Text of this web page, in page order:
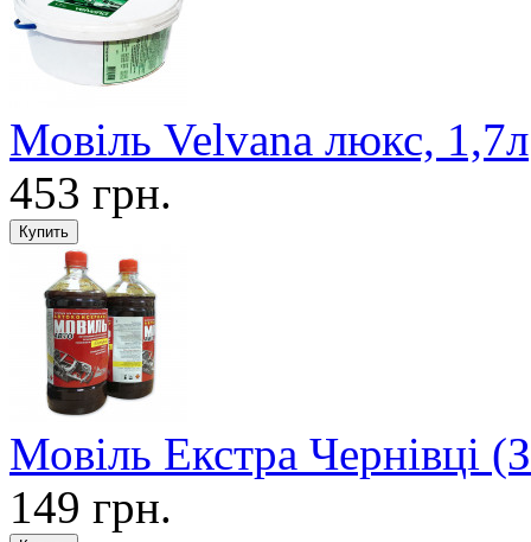
Мовіль Velvana люкс, 1,7л
453 грн.
Мовіль Екстра Чернівці
149 грн.